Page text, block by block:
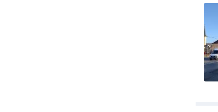
君
械
业
足
达
专
这